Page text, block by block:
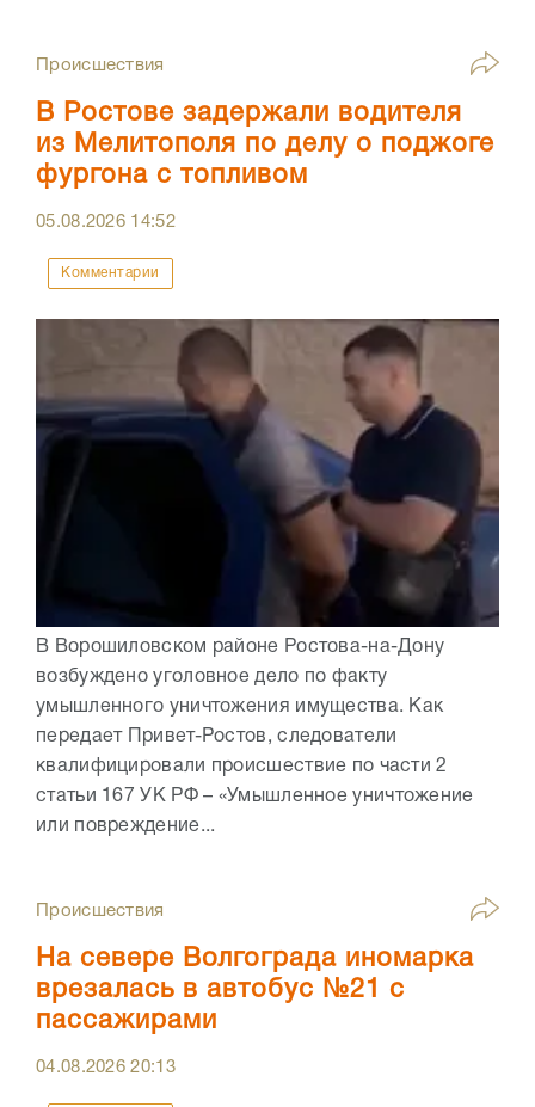
Происшествия
В Ростове задержали водителя
из Мелитополя по делу о поджоге
фургона с топливом
05.08.2026 14:52
Комментарии
В Ворошиловском районе Ростова-на-Дону
возбуждено уголовное дело по факту
умышленного уничтожения имущества. Как
передает Привет-Ростов, следователи
квалифицировали происшествие по части 2
статьи 167 УК РФ – «Умышленное уничтожение
или повреждение...
Происшествия
На севере Волгограда иномарка
врезалась в автобус №21 с
пассажирами
04.08.202620:13